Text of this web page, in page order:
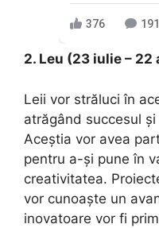
376 191
2. Leu (23 iulie – 22
Leii vor străluci în
atrăgând succesul
Aceștia vor avea
pentru a-și pune în
creativitatea.
vor cunoaște un
inovatoare vor fi